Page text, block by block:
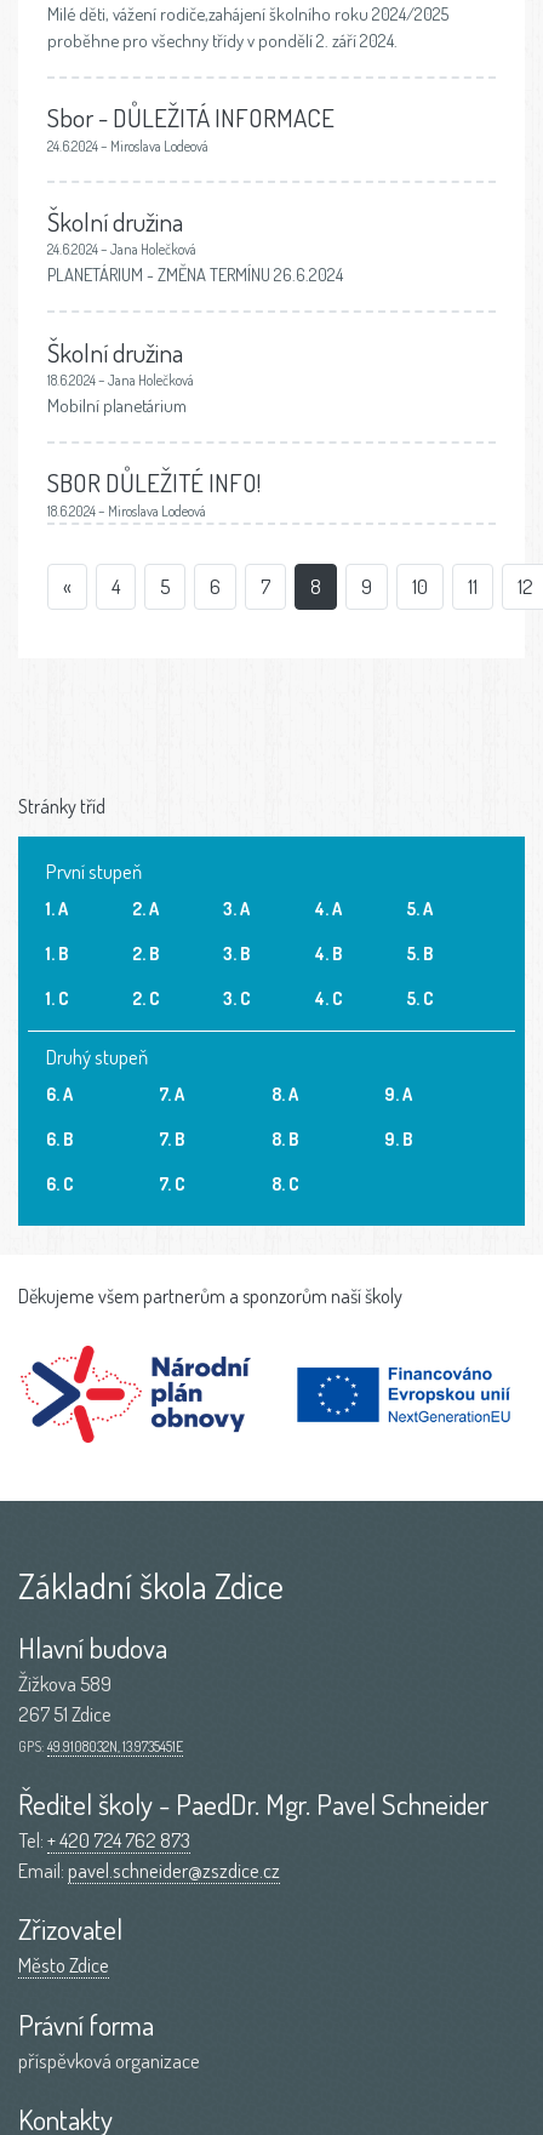
Milé děti, vážení rodiče,zahájení školního roku 2024/2025
proběhne pro všechny třídy v pondělí 2. září 2024.
Sbor - DŮLEŽITÁ INFORMACE
24.6.2024 – Miroslava Lodeová
Školní družina
24.6.2024 – Jana Holečková
PLANETÁRIUM - ZMĚNA TERMÍNU 26.6.2024
Školní družina
18.6.2024 – Jana Holečková
Mobilní planetárium
SBOR DŮLEŽITÉ INFO!
18.6.2024 – Miroslava Lodeová
« 4 5 6 7 8 9 10 11 12
Stránky tříd
První stupeň
1. A
1. B
1. C
2. A
2. B
2. C
3. A
3. B
3. C
4. A
4. B
4. C
5. A
5. B
5. C
Druhý stupeň
6. A
6. B
6. C
7. A
7. B
7. C
8. A
8. B
8. C
9. A
9. B
Děkujeme všem partnerům a sponzorům naší školy
Základní škola Zdice
Hlavní budova
Žižkova 589
267 51 Zdice
GPS: 49.9108032N, 13.9735451E
Ředitel školy - PaedDr. Mgr. Pavel Schneider
Tel:+ 420 724 762 873
Email:pavel.schneider@zszdice.cz
Zřizovatel
Město Zdice
Právní forma
příspěvková organizace
Kontakty